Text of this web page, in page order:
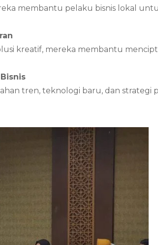
membantu pelaku bisnis lokal
kreatif, mereka membantu
tren, teknologi baru, dan strategi